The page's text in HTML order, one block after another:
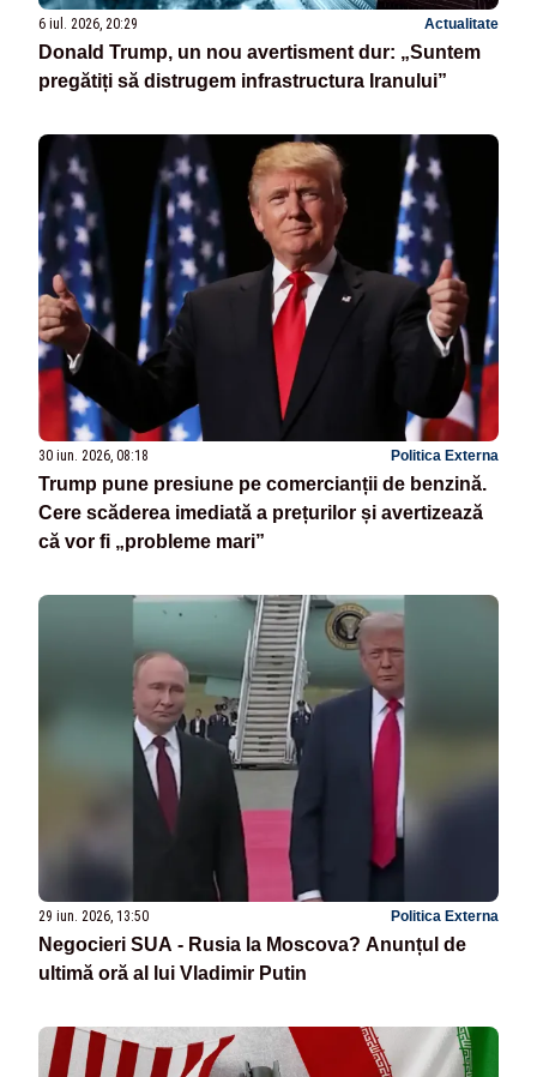
6 iul. 2026, 20:29 Actualitate
Donald Trump, un nou avertisment dur: „Suntem
pregătiți să distrugem infrastructura Iranului”
30 iun. 2026, 08:18 Politica Externa
Trump pune presiune pe comercianții de benzină.
Cere scăderea imediată a prețurilor și avertizează
că vor fi „probleme mari”
29 iun. 2026, 13:50 Politica Externa
Negocieri SUA - Rusia la Moscova? Anunțul de
ultimă oră al lui Vladimir Putin